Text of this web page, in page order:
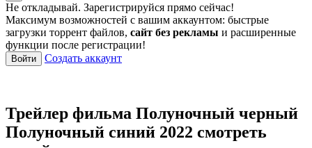
Не откладывай. Зарегистрируйся прямо сейчас!
Максимум возможностей с вашим аккаунтом: быстрые
загрузки торрент файлов, сайт без рекламы и расширенные
функции после регистрации!
Войти Создать аккаунт
Трейлер фильма Полуночный черный
Полуночный синий 2022 смотреть